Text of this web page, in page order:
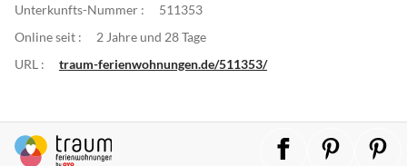
Unterkunfts-Nummer :
511353
Online seit :
2 Jahre und 28 Tage
URL :
traum-ferienwohnungen.de/511353/